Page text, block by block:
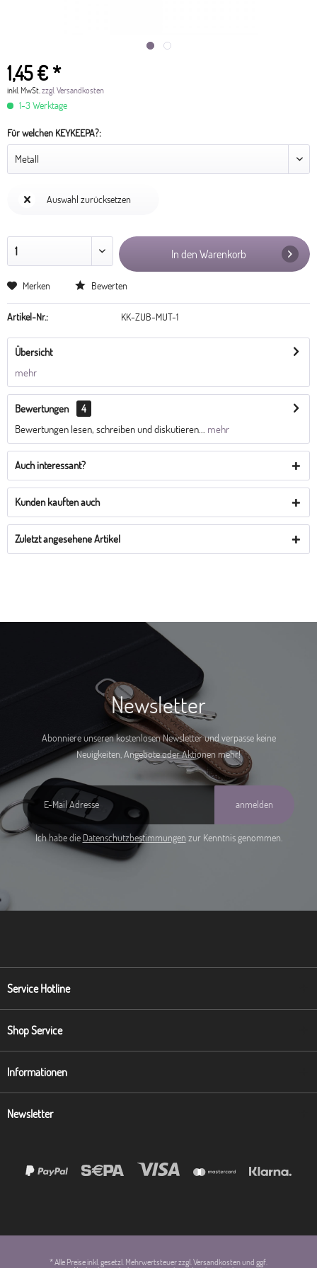
1,45 € *
inkl. MwSt. zzgl. Versandkosten
1-3 Werktage
Für welchen KEYKEEPA?:
Auswahl zurücksetzen
In den Warenkorb
Merken Bewerten
Artikel-Nr.: KK-ZUB-MUT-1
Übersicht
mehr
Bewertungen
4
Bewertungen lesen, schreiben und diskutieren...
mehr
Auch interessant?
Kunden kauften auch
Zuletzt angesehene Artikel
Newsletter
Abonniere unseren kostenlosen Newsletter und verpasse keine
Neuigkeiten, Angebote oder Aktionen mehr!
anmelden
Ich habe die Datenschutzbestimmungen zur Kenntnis genommen.
Service Hotline
Shop Service
Informationen
Newsletter
* Alle Preise inkl. gesetzl. Mehrwertsteuer zzgl. Versandkosten und ggf.